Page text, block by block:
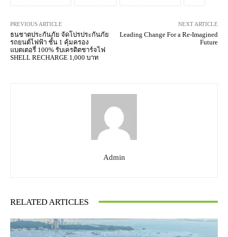
PREVIOUS ARTICLE
ธนชาตประกันภัย จัดโปรประกันภัย
รถยนต์ไฟฟ้า ชั้น 1 คุ้มครอง
แบตเตอรี่ 100% รับเครดิตชาร์จไฟ
SHELL RECHARGE 1,000 บาท
NEXT ARTICLE
Leading Change For a Re-Imagined
Future
Admin
RELATED ARTICLES